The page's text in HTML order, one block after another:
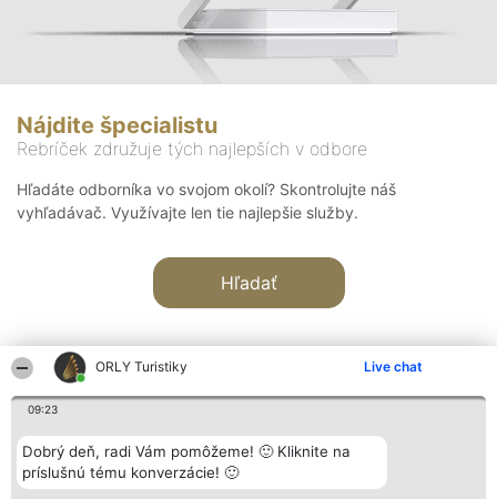
ORLY Turistiky Live chat
09:23
Dobrý deň, radi Vám pomôžeme! 🙂 Kliknite na
príslušnú tému konverzácie! 🙂
Nájdite špecialistu
Rebríček združuje tých najlepších v odbore
Hľadáte odborníka vo svojom okolí? Skontrolujte náš
vyhľadávač. Využívajte len tie najlepšie služby.
Hľadať
Organizátor hodnotenia
Bright Side Solutions sp. z o.
o. sp. k.
Hodnotenie
Laureáti
Lista
Kontakt
Kontakt